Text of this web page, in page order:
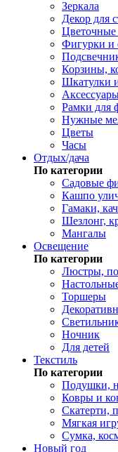
Зеркала
Декор для
Фигурки и
Корзины,
Шкатулки
Рамки для
Нужные
Цветы
Часы
Отдых/дача
По категории
Садовые
Кашпо
Гамаки,
Шезлонг,
Мангалы
Освещение
По категории
Люстры,
Торшеры
Ночник
Для детей
Текстиль
По категории
Подушки,
Ковры и
Скатерти,
Мягкая
Сумка,
Новый год